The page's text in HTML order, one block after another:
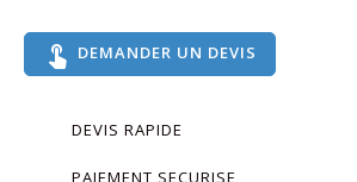
touch_app DEMANDER UN DEVIS
DEVIS RAPIDE
PAIEMENT SECURISE